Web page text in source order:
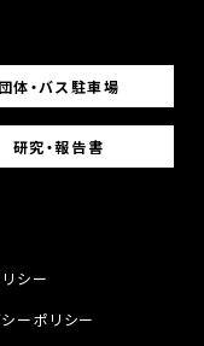
団体・バス駐車場
研究・報告書
シー
ーポリシー